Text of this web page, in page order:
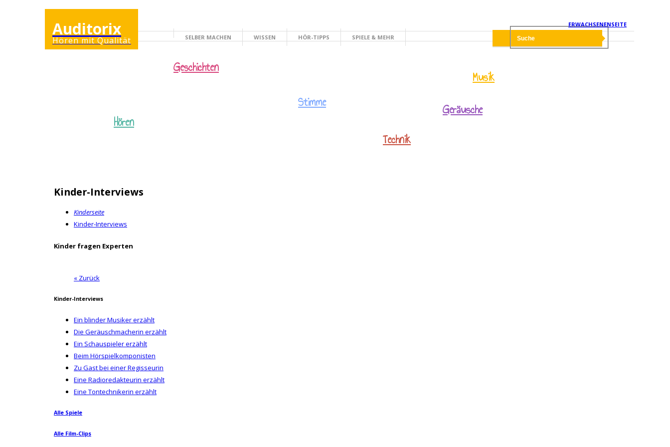
ERWACHSENENSEITE
Auditorix
Hören mit Qualität KINDERSEITE
SELBER MACHEN WISSEN HÖR-TIPPS SPIELE & MEHR
Hören
Geschichten
Stimme
Technik
Musik
Geräusche
Kinder-Interviews
Kinderseite
Kinder-Interviews
Kinder fragen Experten
« Zurück
Kinder-Interviews
Ein blinder Musiker erzählt
Die Geräuschmacherin erzählt
Ein Schauspieler erzählt
Beim Hörspielkomponisten
Zu Gast bei einer Regisseurin
Eine Radioredakteurin erzählt
Eine Tontechnikerin erzählt
Alle Spiele
Alle Film-Clips